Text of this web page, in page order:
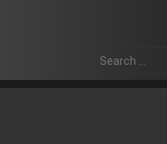
for: